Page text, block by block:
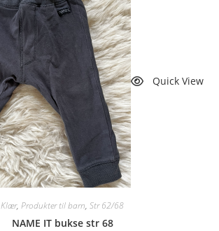
Quick View
Klær, Produkter til barn, Str 62/68
NAME IT bukse str 68